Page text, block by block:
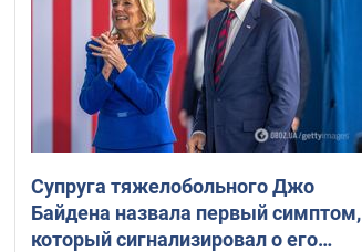
Супруга тяжелобольного Джо
Байдена назвала первый симптом,
который сигнализировал о его